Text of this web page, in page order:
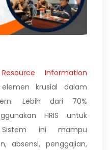
Information
krusial dalam
Lebih dari 70%
HRIS untuk
Sistem ini mampu
absensi, penggajian,